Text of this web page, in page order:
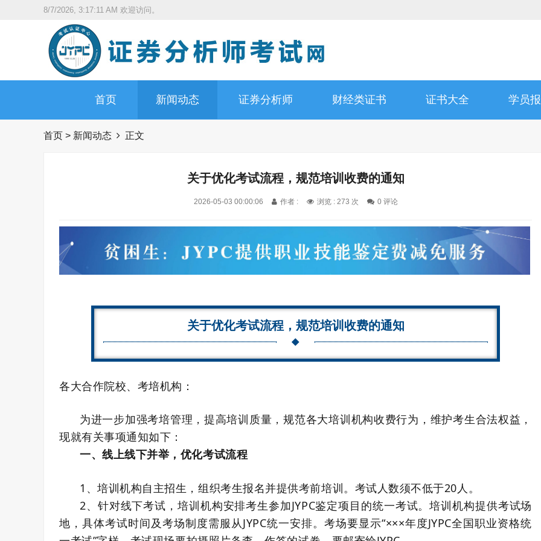
8/7/2026, 3:17:12 AM 欢迎访问。
首页 新闻动态 证券分析师 财经类证书 证书大全 学员
首页 > 新闻动态 正文
关于优化考试流程，规范培训收费的通知
2026-05-03 00:00:06 作者 : 浏览 : 273 次 0 评论
关于优化考试流程，规范培训收费的通知
各大合作院校、考培机构：
为进一步加强考培管理，提高培训质量，规范各大培训机构收费行为，维护考生合法权益，
现就有关事项通知如下：
一、线上线下并举，优化考试流程
1、培训机构自主招生，组织考生报名并提供考前培训。考试人数须不低于20人。
2、针对线下考试，培训机构安排考生参加JYPC鉴定项目的统一考试。培训机构提供考试场
地，具体考试时间及考场制度需服从JYPC统一安排。考场要显示“×××年度JYPC全国职业资格统